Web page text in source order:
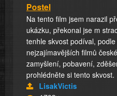
Postel
Na tento film jsem narazil
ukázku, překonal jse m
tenhle skvost podíval,
nejzajímavějších filmů
zamyšlení, pobavení,
prohlédněte si tento skvost.
LisakVictis